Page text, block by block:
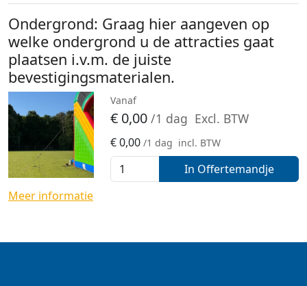
Ondergrond: Graag hier aangeven op
welke ondergrond u de attracties gaat
plaatsen i.v.m. de juiste
bevestigingsmaterialen.
Vanaf
€ 0,00 /1 dag Excl. BTW
€0,00 /1 dag incl. BTW
In Offertemandje
Meer informatie